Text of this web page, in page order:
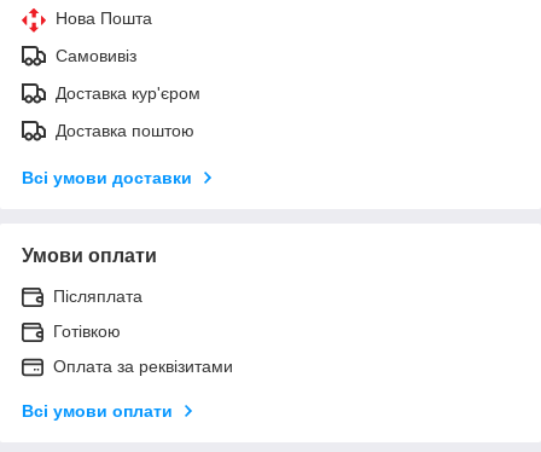
Нова Пошта
Самовивіз
Доставка кур'єром
Доставка поштою
Всі умови доставки
Умови оплати
Післяплата
Готівкою
Оплата за реквізитами
Всі умови оплати